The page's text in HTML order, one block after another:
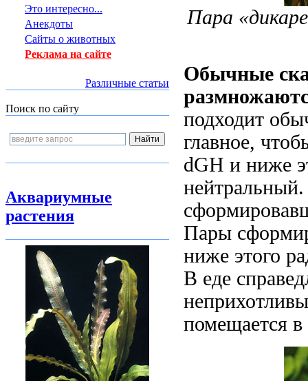
Это интересно...
Анекдоты
Сайты о животных
Реклама на сайте
Различные статьи
Поиск по сайту
Аквариумные
растения
Пара
Обычные
подходит
главное,
dGH и ниже
Пары
ниже этого
В еде
помещается